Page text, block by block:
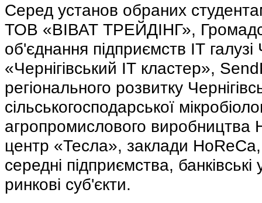
Серед установ обраних
ТОВ «ВІВАТ ТРЕЙДІНГ»,
об'єднання підприємств ІТ галузі
«Чернігівський ІТ кластер»,
регіонального розвитку
сільськогосподарської
агропромислового
центр «Тесла», заклади HoReCa,
середні підприємства, банківські
ринкові суб'єкти.